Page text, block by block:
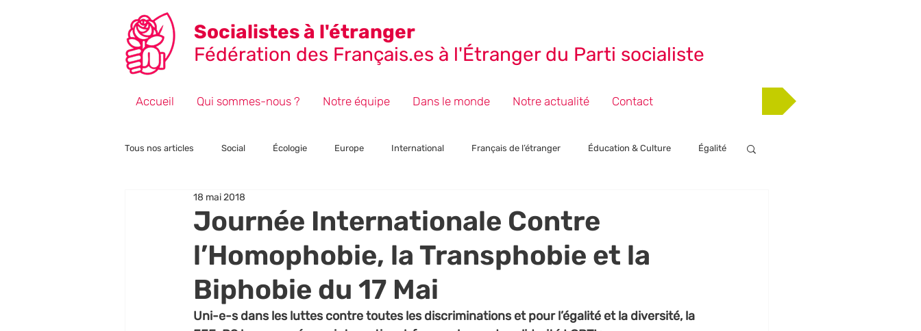
Socialistes à l'étranger
Fédération des Français.es à l'Étranger du Parti socialiste
Accueil Qui sommes-nous ? Notre équipe Dans le monde Notre actualité Contact
Tous nos articles Social Écologie Europe International Français de l’étranger Éducation & Culture Égalité
Point de vue
Journée Internationale Contre
l’Homophobie, la Transphobie et la
Biphobie du 17 Mai
18 mai 2018
Uni-e-s dans les luttes contre toutes les discriminations et pour l’égalité et la diversité, la